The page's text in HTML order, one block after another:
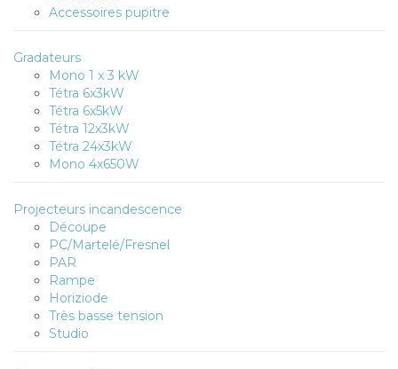
Accessoires pupitre
Gradateurs
Mono 1 x 3 kW
Tétra 6x3kW
Tétra 6x5kW
Tétra 12x3kW
Tétra 24x3kW
Mono 4x650W
Projecteurs incandescence
Découpe
PC/Martelé/Fresnel
PAR
Rampe
Horiziode
Très basse tension
Studio